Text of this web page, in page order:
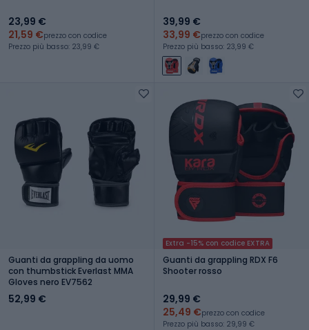
23,99 €
21,59 €prezzo con codice
Prezzo più basso: 23,99 €
39,99 €
33,99 €prezzo con codice
Prezzo più basso: 23,99 €
Guanti da grappling da uomo
con thumbstick Everlast MMA
Gloves nero EV7562
52,99 €
Extra -15% con codice EXTRA
Guanti da grappling RDX F6
Shooter rosso
29,99 €
25,49 €prezzo con codice
Prezzo più basso: 29,99 €